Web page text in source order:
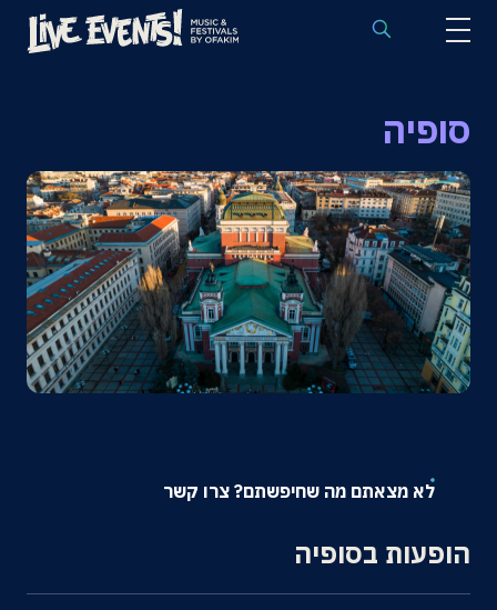
הופעות לפי אמנים
יעדים
פסטיבלים
חבילות נבחרות
אירועי ספורט באירופה
בלוג
שאלות נפוצות
סופיה
לא מצאתם מה שחיפשתם? צרו קשר
הופעות בסופיה